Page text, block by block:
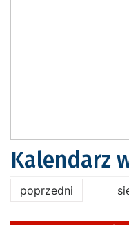
Kalendarz
poprzedni